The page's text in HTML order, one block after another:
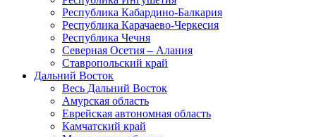
Республика Кабардино-Балкария
Республика Карачаево-Черкесия
Республика Чечня
Северная Осетия – Алания
Ставропольский край
Дальний Восток
Весь Дальний Восток
Амурская область
Еврейская автономная область
Камчатский край